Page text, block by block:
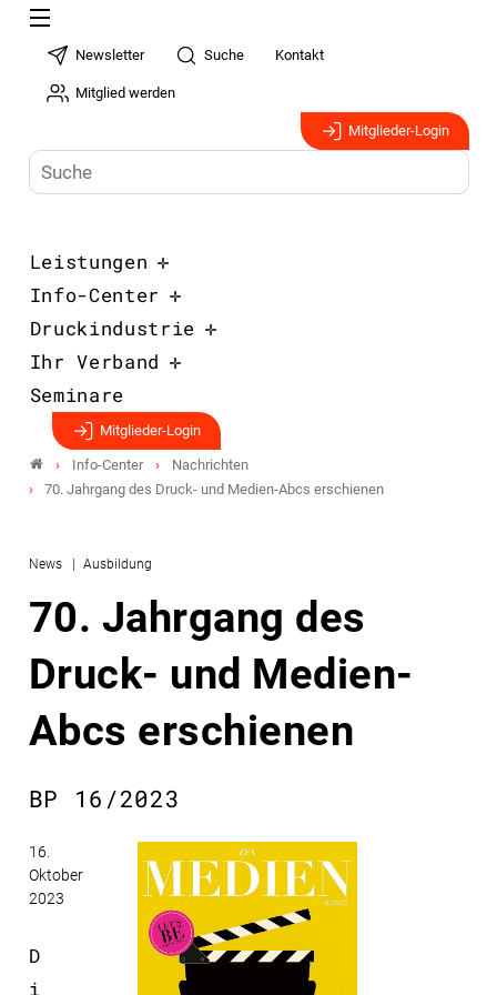
Newsletter Suche Kontakt
Mitglied werden
Mitglieder-Login
Leistungen
Info-Center
Druckindustrie
Ihr Verband
Seminare
Mitglieder-Login
Info-Center
Nachrichten
70. Jahrgang des Druck- und Medien-Abcs erschienen
News Ausbildung
70. Jahrgang des
Druck- und Medien-
Abcs erschienen
BP 16/2023
16.
Oktober
2023
D
i